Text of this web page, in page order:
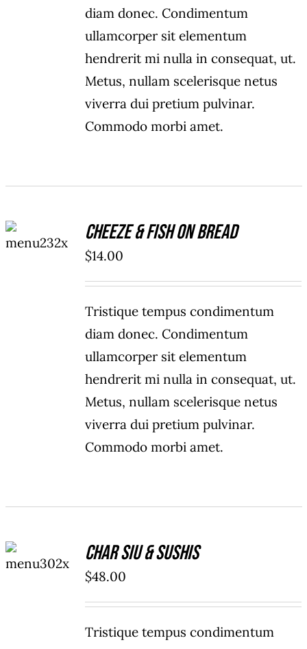
diam donec. Condimentum
ullamcorper sit elementum
hendrerit mi nulla in consequat, ut.
Metus, nullam scelerisque netus
viverra dui pretium pulvinar.
Commodo morbi amet.
CART
/
Cheeze & Fish On Bread
$14.00
Tristique tempus condimentum
diam donec. Condimentum
ullamcorper sit elementum
hendrerit mi nulla in consequat, ut.
Metus, nullam scelerisque netus
viverra dui pretium pulvinar.
Commodo morbi amet.
CART
/
Char Siu & Sushis
$48.00
Tristique tempus condimentum